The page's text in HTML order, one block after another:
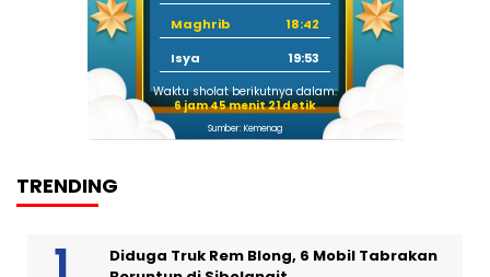
Maghrib
18:42
Isya
19:53
Waktu sholat berikutnya dalam:
6 jam 45 menit 20 detik
Sumber: Kemenag
TRENDING
Diduga Truk Rem Blong, 6 Mobil Tabrakan